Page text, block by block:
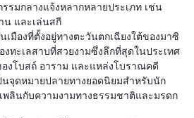
รรมกลางแจ้งหลากหลายประเภท เช่น
น และเล่นสกี
เมืองที่ตั้งอยู่ทางตะวันตกเฉียงใต้ของมาซิ
งทะเลสาบที่สวยงามซึ่งลึกที่สุดในประเทศ
องโบสถ์ อาราม และแหล่งโบราณคดี
นจุดหมายปลายทางยอดนิยมสำหรับนัก
พลินกับความงามทางธรรมชาติและมรดก